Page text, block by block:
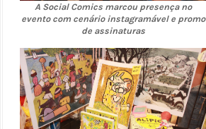
A Social Comics marcou presença no
evento com cenário instagramável e promo
de assinaturas